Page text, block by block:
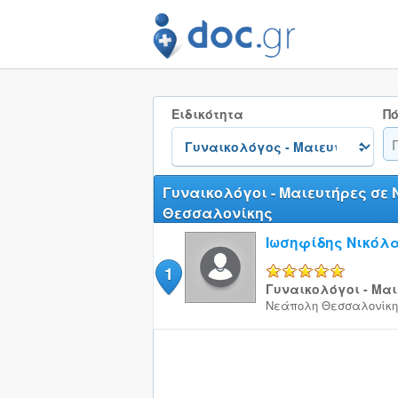
Ειδικότητα
Γυναικολόγοι - Μαιευτήρες
Θεσσαλονίκης
1
Ιωσηφίδης
Γυναικολόγοι -
Νεάπολη Θεσσαλονίκη